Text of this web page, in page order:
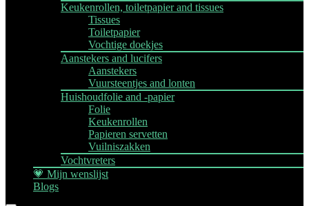
Keukenrollen, toiletpapier and tissues
Tissues
Toiletpapier
Vochtige doekjes
Aanstekers and lucifers
Aanstekers
Vuursteentjes and lonten
Huishoudfolie and -papier
Folie
Keukenrollen
Papieren servetten
Vuilniszakken
Vochtvreters
💗 Mijn wenslijst
Blogs